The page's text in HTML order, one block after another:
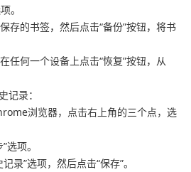
。
存的书签，然后点击“备份”按钮，将书
任何一个设备上点击“恢复”按钮，从
记录：
浏览器，点击右上角的三个点，选
项。
录”选项，然后点击“保存”。